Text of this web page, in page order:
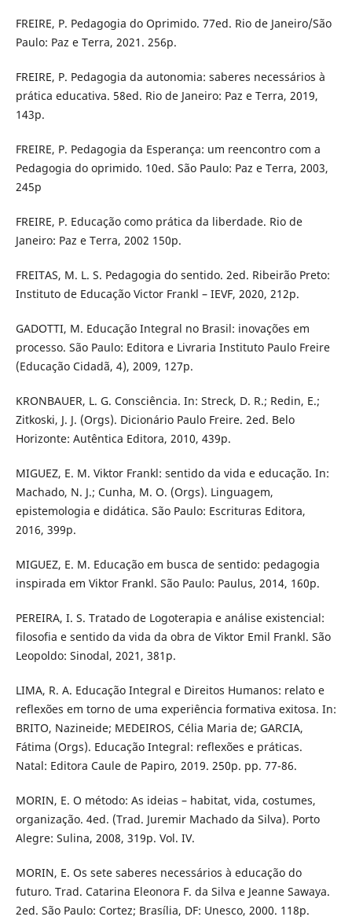
FREIRE, P. Pedagogia do Oprimido. 77ed. Rio de Janeiro/São
Paulo: Paz e Terra, 2021. 256p.
FREIRE, P. Pedagogia da autonomia: saberes necessários à
prática educativa. 58ed. Rio de Janeiro: Paz e Terra, 2019,
143p.
FREIRE, P. Pedagogia da Esperança: um reencontro com a
Pedagogia do oprimido. 10ed. São Paulo: Paz e Terra, 2003,
245p
FREIRE, P. Educação como prática da liberdade. Rio de
Janeiro: Paz e Terra, 2002 150p.
FREITAS, M. L. S. Pedagogia do sentido. 2ed. Ribeirão Preto:
Instituto de Educação Victor Frankl – IEVF, 2020, 212p.
GADOTTI, M. Educação Integral no Brasil: inovações em
processo. São Paulo: Editora e Livraria Instituto Paulo Freire
(Educação Cidadã, 4), 2009, 127p.
KRONBAUER, L. G. Consciência. In: Streck, D. R.; Redin, E.;
Zitkoski, J. J. (Orgs). Dicionário Paulo Freire. 2ed. Belo
Horizonte: Autêntica Editora, 2010, 439p.
MIGUEZ, E. M. Viktor Frankl: sentido da vida e educação. In:
Machado, N. J.; Cunha, M. O. (Orgs). Linguagem,
epistemologia e didática. São Paulo: Escrituras Editora,
2016, 399p.
MIGUEZ, E. M. Educação em busca de sentido: pedagogia
inspirada em Viktor Frankl. São Paulo: Paulus, 2014, 160p.
PEREIRA, I. S. Tratado de Logoterapia e análise existencial:
filosofia e sentido da vida da obra de Viktor Emil Frankl. São
Leopoldo: Sinodal, 2021, 381p.
LIMA, R. A. Educação Integral e Direitos Humanos: relato e
reflexões em torno de uma experiência formativa exitosa. In:
BRITO, Nazineide; MEDEIROS, Célia Maria de; GARCIA,
Fátima (Orgs). Educação Integral: reflexões e práticas.
Natal: Editora Caule de Papiro, 2019. 250p. pp. 77-86.
MORIN, E. O método: As ideias – habitat, vida, costumes,
organização. 4ed. (Trad. Juremir Machado da Silva). Porto
Alegre: Sulina, 2008, 319p. Vol. IV.
MORIN, E. Os sete saberes necessários à educação do
futuro. Trad. Catarina Eleonora F. da Silva e Jeanne Sawaya.
2ed. São Paulo: Cortez; Brasília, DF: Unesco, 2000. 118p.